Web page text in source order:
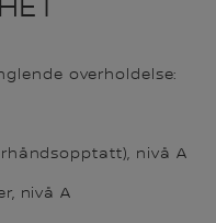
overholdelse:
nivå A
nivå A